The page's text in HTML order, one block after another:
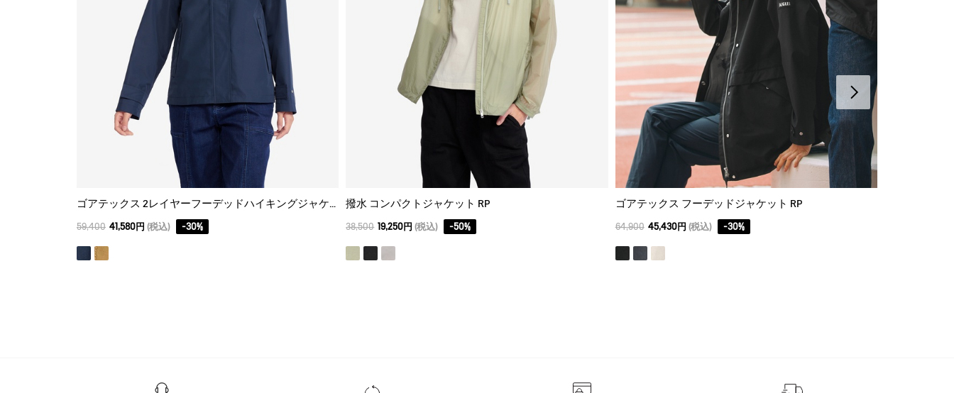
ゴアテックス 2レイヤーフーデッドハイキングジャケット
59,400 41,580円 (税込) -30%
撥水 コンパクトジャケット RP
38,500 19,250円 (税込) -50%
ゴアテックス フーデッドジャケット RP
64,900 45,430円 (税込) -30%